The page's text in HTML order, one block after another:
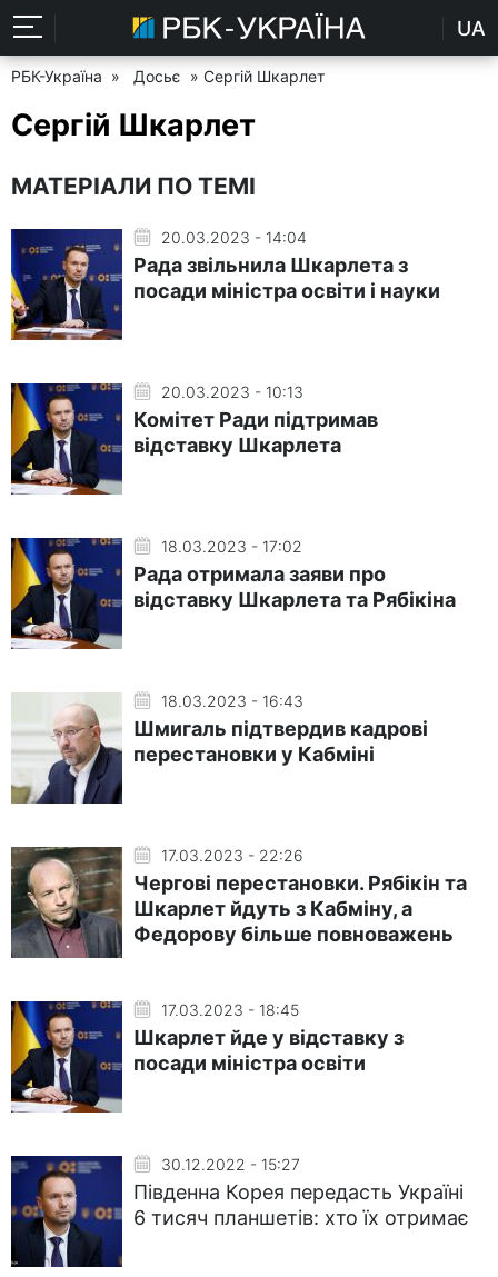
UA
РБК-Україна » Досьє » Сергій Шкарлет
Сергій Шкарлет
МАТЕРІАЛИ ПО ТЕМІ
20.03.2023 - 14:04
Рада звільнила Шкарлета з
посади міністра освіти і науки
20.03.2023 - 10:13
Комітет Ради підтримав
відставку Шкарлета
18.03.2023 - 17:02
Рада отримала заяви про
відставку Шкарлета та Рябікіна
18.03.2023 - 16:43
Шмигаль підтвердив кадрові
перестановки у Кабміні
17.03.2023 - 22:26
Чергові перестановки. Рябікін та
Шкарлет йдуть з Кабміну, а
Федорову більше повноважень
17.03.2023 - 18:45
Шкарлет йде у відставку з
посади міністра освіти
30.12.2022 - 15:27
Південна Корея передасть Україні
6 тисяч планшетів: хто їх отримає